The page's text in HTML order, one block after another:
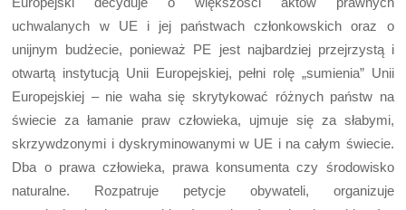
uchwalanych w UE i jej państwach członkowskich oraz o
unijnym budżecie, ponieważ PE jest najbardziej przejrzystą i
otwartą instytucją Unii Europejskiej, pełni rolę „sumienia” Unii
Europejskiej – nie waha się skrytykować różnych państw na
świecie za łamanie praw człowieka, ujmuje się za słabymi,
skrzywdzonymi i dyskryminowanymi w UE i na całym świecie.
Dba o prawa człowieka, prawa konsumenta czy środowisko
naturalne. Rozpatruje petycje obywateli, organizuje